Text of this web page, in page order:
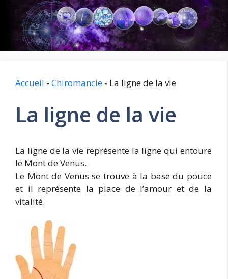
contenu
Accueil - Chiromancie - La ligne de la vie
La ligne de la vie
La ligne de la vie représente la ligne qui entoure
le Mont de Venus.
Le Mont de Venus se trouve à la base du pouce
et il représente la place de l’amour et de la
vitalité.